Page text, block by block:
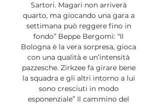
Sartori. Magari non arriverà
quarto, ma giocando una gara a
settimana può reggere fino in
fondo” Beppe Bergomi: “Il
Bologna è la vera sorpresa, gioca
con una qualità e un’intensità
pazzesche. Zirkzee fa girare bene
la squadra e gli altri intorno a lui
sono cresciuti in modo
esponenziale” Il cammino del